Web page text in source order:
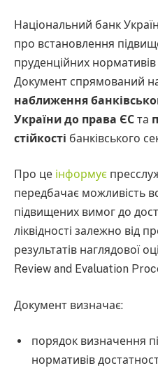
Національний банк
про встановлення
пруденційних нормативів
Документ спрямований
наближення
України до права ЄС та
стійкості банківського
Про це інформує
передбачає можливість
підвищених вимог до
ліквідності залежно від
результатів наглядової
Review and Evaluation
Документ визначає:
порядок визначення
нормативів